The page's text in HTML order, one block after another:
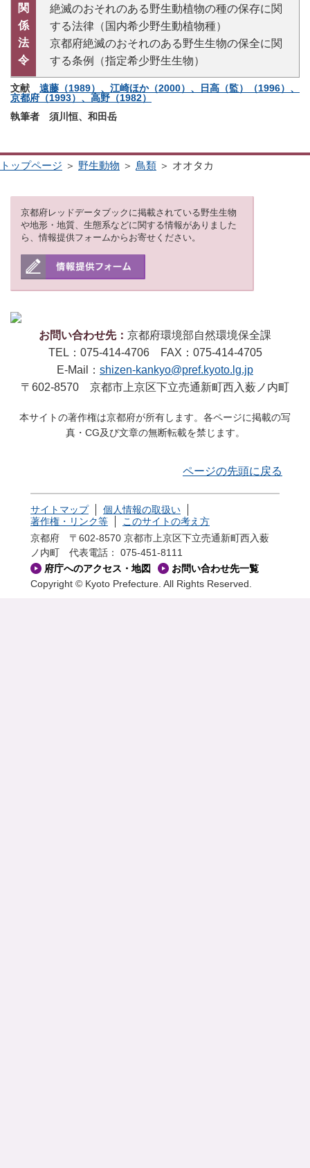
関
係
法
令
絶滅のおそれのある野生動植物の種の保存に関
する法律（国内希少野生動植物種）
京都府絶滅のおそれのある野生生物の保全に関
する条例（指定希少野生生物）
文献 遠藤（1989）、江崎ほか（2000）、日高（監）（1996）、
京都府（1993）、高野（1982）
執筆者 須川恒、和田岳
トップページ ＞ 野生動物 ＞ 鳥類 ＞ オオタカ
京都府レッドデータブックに掲載されている野生生物
や地形・地質、生態系などに関する情報がありました
ら、情報提供フォームからお寄せください。
お問い合わせ先： 京都府環境部自然環境保全課
TEL：075-414-4706 FAX：075-414-4705
E-Mail： shizen-kankyo@pref.kyoto.lg.jp
〒602-8570 京都市上京区下立売通新町西入薮ノ内町
本サイトの著作権は京都府が所有します。各ページに掲載の写
真・CG及び文章の無断転載を禁じます。
ページの先頭に戻る
サイトマップ
個人情報の取扱い
著作権・リンク等
このサイトの考え方
京都府 〒602-8570 京都市上京区下立売通新町西入薮
ノ内町
代表電話： 075-451-8111
府庁へのアクセス・地図
お問い合わせ先一覧
Copyright © Kyoto Prefecture. All Rights Reserved.